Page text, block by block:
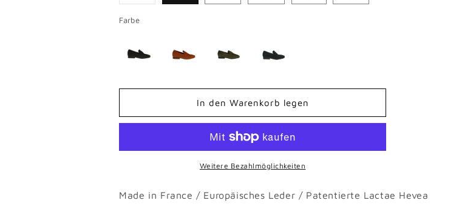
oder
nicht
Farbe
In den Warenkorb legen
Weitere Bezahlmöglichkeiten
Made in France / Europäisches Leder / Patentierte Lactae Hevea